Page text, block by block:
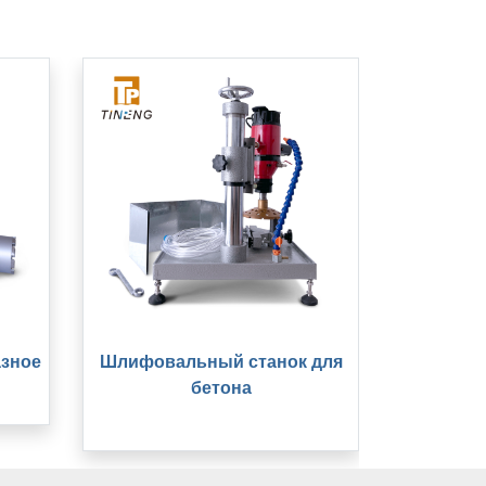
Шлифовальный станок для
бетона